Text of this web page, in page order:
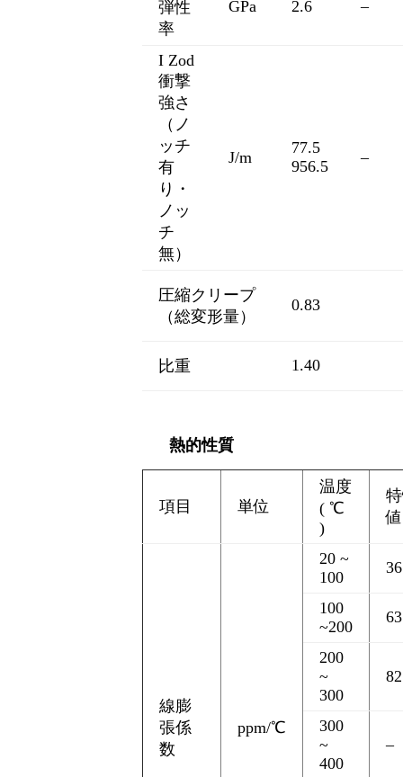
弾性
率
GPa 2.6 –
I Zod
衝撃
強さ
（ノ
ッチ
有
り・
ノッ
チ
無）
J/m
77.5
956.5
–
圧縮クリープ
（総変形量）
0.83
比重 1.40
熱的性質
項目 単位
温度
( ℃
)
値
線膨
張係
数
ppm/℃
20 ~
100
100
~200
200
~
300
300
~
400
–